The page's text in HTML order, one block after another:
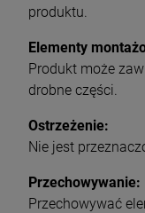
produktu.
Elementy
Produkt może
drobne części.
Ostrzeżenie:
Nie jest
Przechowywanie:
Przechowywać